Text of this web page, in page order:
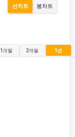
선차트 봉차트
1개월 3개월 1년